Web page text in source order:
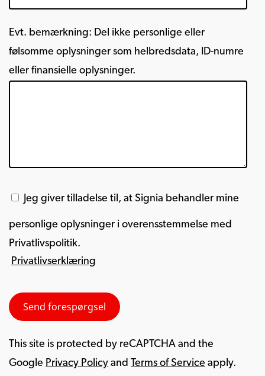
Evt. bemærkning: Del ikke personlige eller
følsomme oplysninger som helbredsdata, ID-numre
eller finansielle oplysninger.
Jeg giver tilladelse til, at Signia behandler mine
personlige oplysninger i overensstemmelse med
Privatlivspolitik.
Privatlivserklæring
This site is protected by reCAPTCHA and the
Google Privacy Policy and Terms of Service apply.